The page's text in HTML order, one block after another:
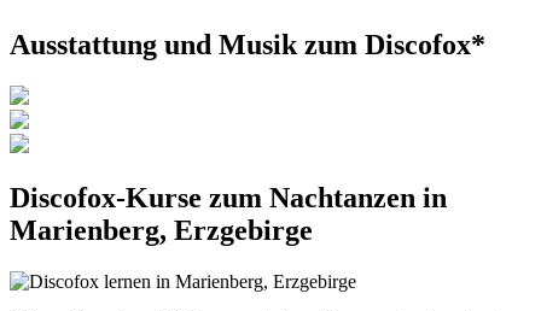
Ausstattung und Musik zum Discofox*
Discofox-Kurse zum Nachtanzen in
Marienberg, Erzgebirge